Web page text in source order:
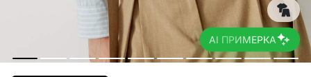
AI ПРИМЕРКА